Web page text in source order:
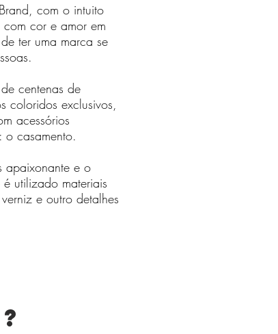
com o intuito
cor e amor em
ter uma marca se
centenas de
coloridos exclusivos,
acessórios
casamento.
e o
utilizado materiais
e outro detalhes